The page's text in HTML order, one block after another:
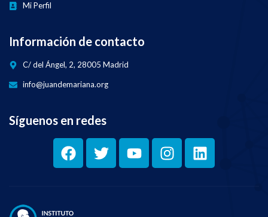
Mi Perfil
Información de contacto
C/ del Ángel, 2, 28005 Madrid
info@juandemariana.org
Síguenos en redes